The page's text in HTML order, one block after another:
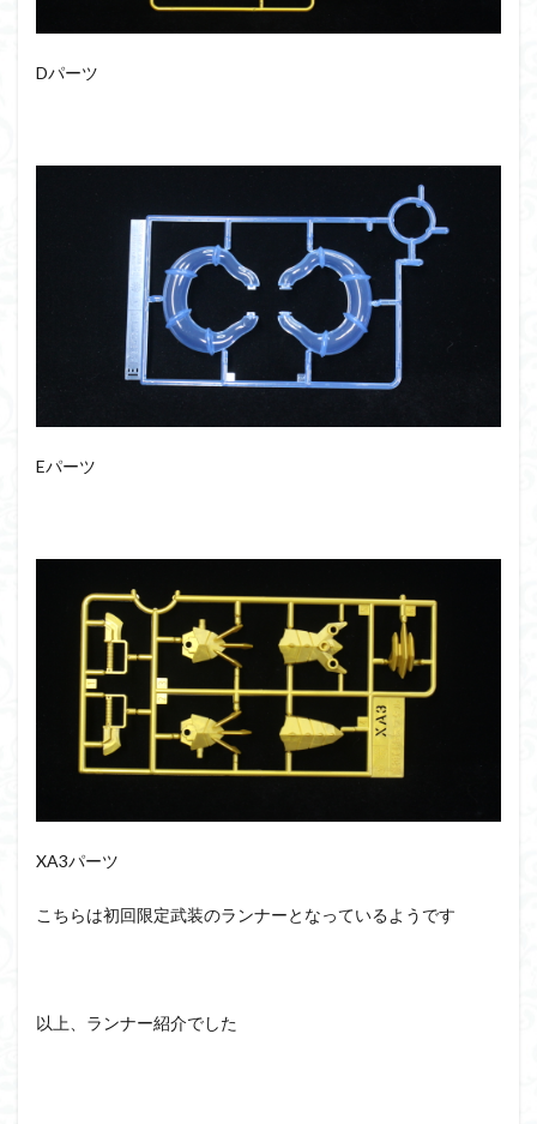
Dパーツ
Eパーツ
XA3パーツ
こちらは初回限定武装のランナーとなっているようです
以上、ランナー紹介でした